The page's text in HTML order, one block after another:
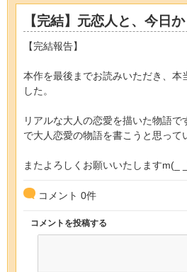
【完結】元恋人と、今日
【完結報告】
本作を最後までお読みいただき、本
した。
リアルな大人の恋愛を描いた物語で
で大人恋愛の物語を書こうと思って
またよろしくお願いいたしますm(_
コメント 0件
コメントを投稿する